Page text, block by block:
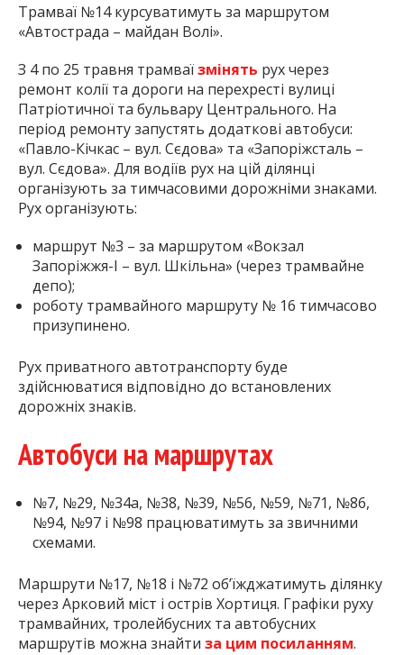
Трамваї №14 курсуватимуть за маршрутом
«Автострада – майдан Волі».
З 4 по 25 травня трамваїзмінять рух через
ремонт колії та дороги на перехресті вулиці
Патріотичної та бульвару Центрального. На
період ремонту запустять додаткові автобуси:
«Павло-Кічкас – вул. Сєдова» та «Запоріжсталь –
вул. Сєдова». Для водіїв рух на цій ділянці
організують за тимчасовими дорожніми знаками.
Рух організують:
маршрут №3 – за маршрутом «Вокзал
Запоріжжя-І – вул. Шкільна» (через трамвайне
депо);
роботу трамвайного маршруту № 16 тимчасово
призупинено.
Рух приватного автотранспорту буде
здійснюватися відповідно до встановлених
дорожніх знаків.
Автобуси на маршрутах
№7, №29, №34а, №38, №39, №56, №59, №71, №86,
№94, №97 і №98 працюватимуть за звичними
схемами.
Маршрути №17, №18 і №72 об’їжджатимуть ділянку
через Арковий міст і острів Хортиця. Графіки руху
трамвайних, тролейбусних та автобусних
маршрутів можна знайти за цим посиланням.